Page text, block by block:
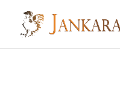
content